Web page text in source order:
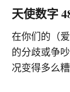
天使数字
在你们的（
的分歧或争
况变得多么